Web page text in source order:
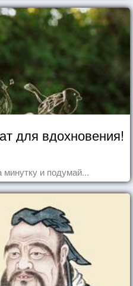
для вдохновения!
минутку и подумай...